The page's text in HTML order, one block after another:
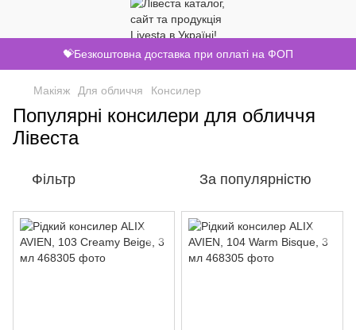
💝Безкоштовна доставка при оплаті на ФОП
Макіяж Для обличчя Консилер
Популярні консилери для обличчя
Лівеста
Фільтр За популярністю